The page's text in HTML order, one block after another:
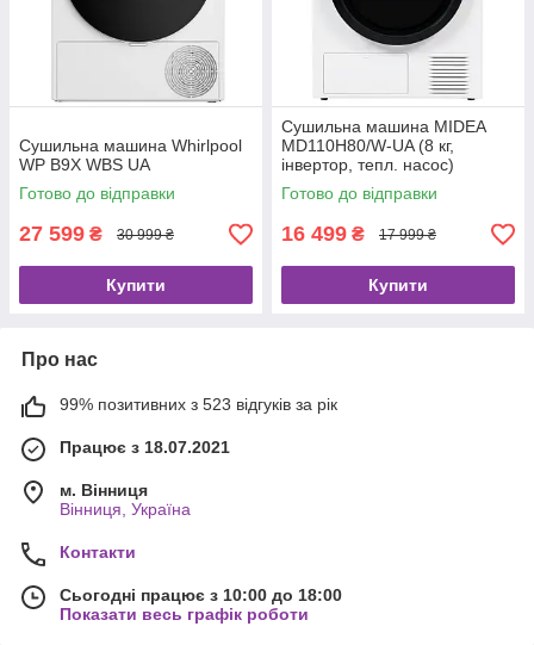
Сушильна машина Whirlpool
WP B9X WBS UA
Готово до відправки
27 599 ₴ 30 999 ₴
Купити
Сушильна машина MIDEA
MD110H80/W-UA (8 кг,
інвертор, тепл. насос)
Готово до відправки
16 499 ₴ 17 999 ₴
Купити
Про нас
99% позитивних з 523 відгуків за рік
Працює з 18.07.2021
м. Вінниця
Вінниця, Україна
Контакти
Сьогодні працює з 10:00 до 18:00
Показати весь графік роботи